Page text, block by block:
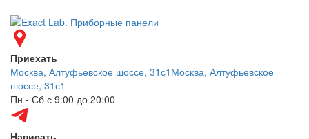
Приехать
Москва, Алтуфьевское шоссе, 31с1 Москва, Алтуфьевское
шоссе, 31с1
Пн - Сб с 9:00 до 20:00